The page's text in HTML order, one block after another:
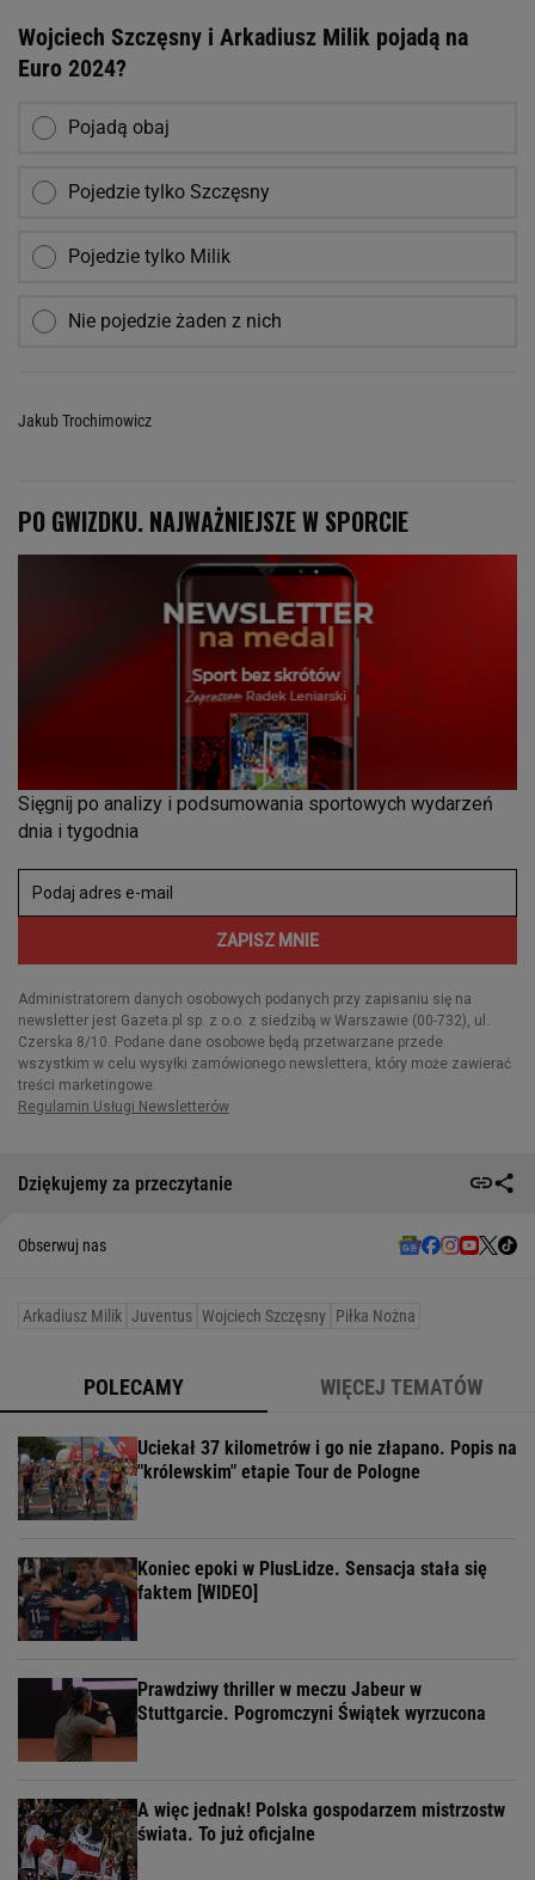
Wojciech Szczęsny i Arkadiusz Milik pojadą na
Euro 2024?
Pojadą obaj
Pojedzie tylko Szczęsny
Pojedzie tylko Milik
Nie pojedzie żaden z nich
Jakub Trochimowicz
Dziękujemy za przeczytanie
Obserwuj nas
Arkadiusz Milik Juventus Wojciech Szczęsny Piłka Nożna
POLECAMY WIĘCEJ TEMATÓW
Uciekał 37 kilometrów i go nie złapano. Popis na
"królewskim" etapie Tour de Pologne
Koniec epoki w PlusLidze. Sensacja stała się
faktem [WIDEO]
Prawdziwy thriller w meczu Jabeur w
Stuttgarcie. Pogromczyni Świątek wyrzucona
A więc jednak! Polska gospodarzem mistrzostw
świata. To już oficjalne